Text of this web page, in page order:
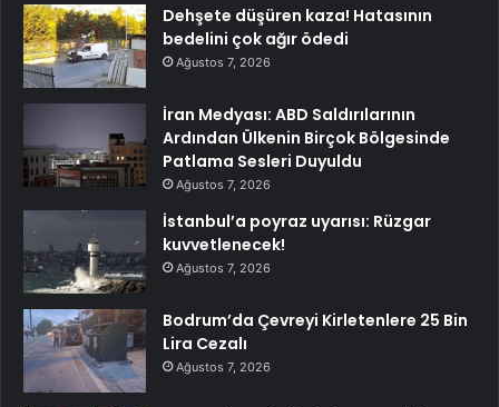
Dehşete düşüren kaza! Hatasının
bedelini çok ağır ödedi
Ağustos 7, 2026
İran Medyası: ABD Saldırılarının
Ardından Ülkenin Birçok Bölgesinde
Patlama Sesleri Duyuldu
Ağustos 7, 2026
İstanbul’a poyraz uyarısı: Rüzgar
kuvvetlenecek!
Ağustos 7, 2026
Bodrum’da Çevreyi Kirletenlere 25 Bin
Lira Cezalı
Ağustos 7, 2026